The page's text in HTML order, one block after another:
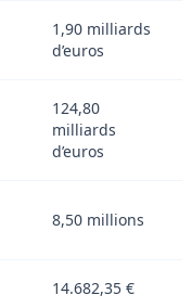
1,90 milliards
d’euros
124,80
milliards
d’euros
8,50 millions
14.682,35 €